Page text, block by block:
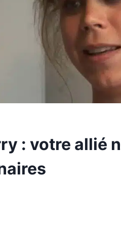
: votre allié